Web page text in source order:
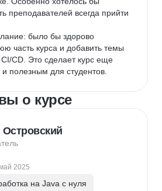
преподавателей всегда прийти
было бы здорово
часть курса и добавить темы
CD. Это сделает курс еще
полезным для студентов.
о курсе
Островский
май 2025
на Java с нуля